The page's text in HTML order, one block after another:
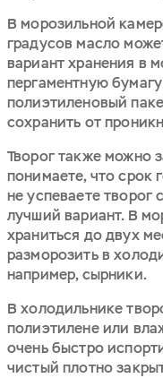
В морозильной
градусов масло
вариант хранения в
пергаментную
полиэтиленовый
сохранить от
Творог также можно
понимаете, что срок
не успеваете творог
лучший вариант. В
храниться до двух
разморозить в
например, сырники.
В холодильнике
полиэтилене или
очень быстро
чистый плотно